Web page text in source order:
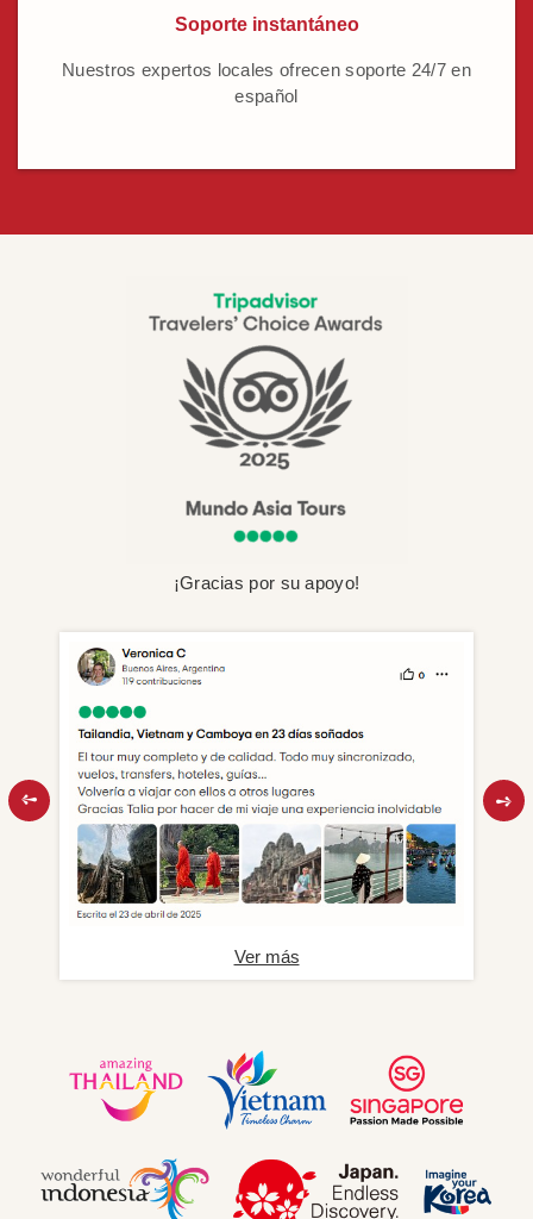
Soporte instantáneo
Nuestros expertos locales ofrecen soporte 24/7 en
español
¡Gracias por su apoyo!
Ver más